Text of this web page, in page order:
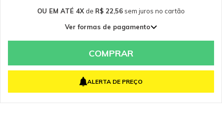
OU EM ATÉ 4X de R$ 22,56 sem juros no cartão
Ver formas de pagamento
2x de R$ 45,12 sem juros
COMPRAR
ALERTA DE PREÇO